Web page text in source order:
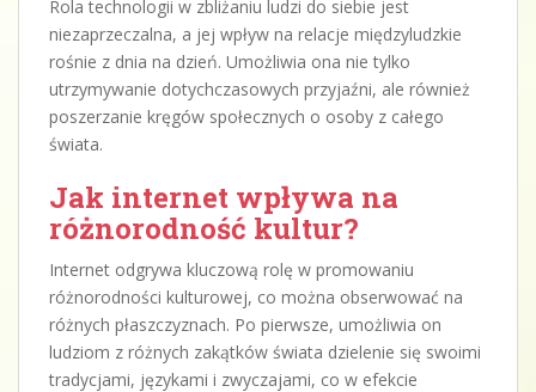
Rola technologii w zbliżaniu ludzi do siebie jest
niezaprzeczalna, a jej wpływ na relacje międzyludzkie
rośnie z dnia na dzień. Umożliwia ona nie tylko
utrzymywanie dotychczasowych przyjaźni, ale również
poszerzanie kręgów społecznych o osoby z całego
świata.
Jak internet wpływa na
różnorodność kultur?
Internet odgrywa kluczową rolę w promowaniu
różnorodności kulturowej, co można obserwować na
różnych płaszczyznach. Po pierwsze, umożliwia on
ludziom z różnych zakątków świata dzielenie się swoimi
tradycjami, językami i zwyczajami, co w efekcie